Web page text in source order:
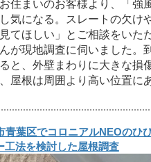
住まいのお客様より、「強
気になる。スレートの欠け
てほしい」とご相談をいた
が現地調査に伺いました。
と、外壁まわりに大きな損
屋根は周囲より高い位置に
青葉区でコロニアルNEOのひ
工法を検討した屋根調査